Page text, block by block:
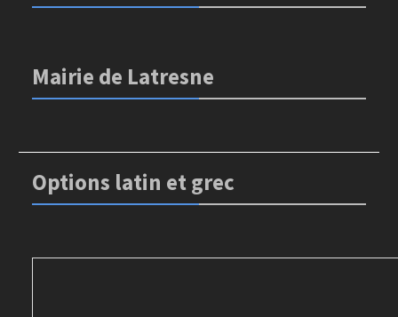
Mairie de Latresne
Options latin et grec